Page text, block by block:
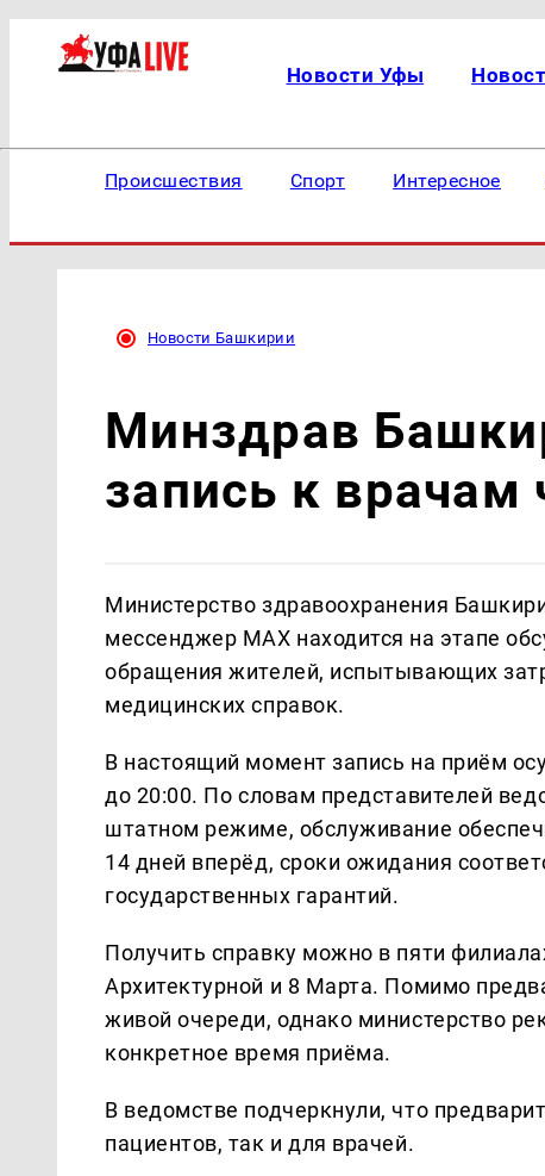
Новости Уфы
Происшествия Спорт Интересное
Новости Башкирии
Минздрав
запись к
Министерство здравоохранения
мессенджер МАХ находится на этапе
обращения жителей, испытывающих
медицинских справок.
В настоящий момент запись на приём
до 20:00. По словам представителей
штатном режиме, обслуживание
14 дней вперёд, сроки ожидания
государственных гарантий.
Получить справку можно в пяти
Архитектурной и 8 Марта. Помимо
живой очереди, однако министерство
конкретное время приёма.
В ведомстве подчеркнули, что
пациентов, так и для врачей.